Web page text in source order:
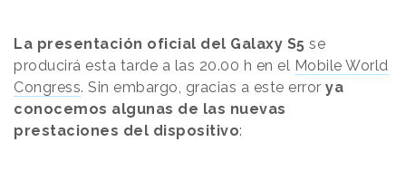
La presentación oficial del Galaxy S5 se
producirá esta tarde a las 20.00 h en el Mobile World
Congress. Sin embargo, gracias a este error ya
conocemos algunas de las nuevas
prestaciones del dispositivo: